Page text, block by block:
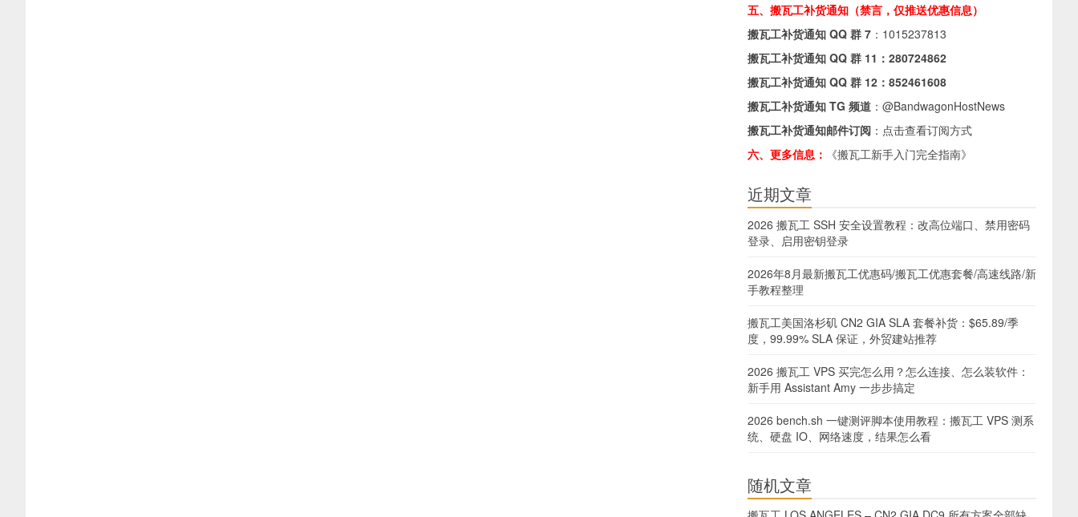
五、搬瓦工补货通知（禁言，仅推送优惠信息）
搬瓦工补货通知 QQ 群 7 ： 1015237813
搬瓦工补货通知 QQ 群 11： 280724862
搬瓦工补货通知 QQ 群 12： 852461608
搬瓦工补货通知 TG 频道 ： @BandwagonHostNews
搬瓦工补货通知邮件订阅 ： 点击查看订阅方式
六、更多信息：
《搬瓦工新手入门完全指南》
近期文章
2026 搬瓦工 SSH 安全设置教程：改高位端口、禁用密码
登录、启用密钥登录
2026年8月最新搬瓦工优惠码/搬瓦工优惠套餐/高速线路/新
手教程整理
搬瓦工美国洛杉矶 CN2 GIA SLA 套餐补货：$65.89/季
度，99.99% SLA 保证，外贸建站推荐
2026 搬瓦工 VPS 买完怎么用？怎么连接、怎么装软件：
新手用 Assistant Amy 一步步搞定
2026 bench.sh 一键测评脚本使用教程：搬瓦工 VPS 测系
统、硬盘 IO、网络速度，结果怎么看
随机文章